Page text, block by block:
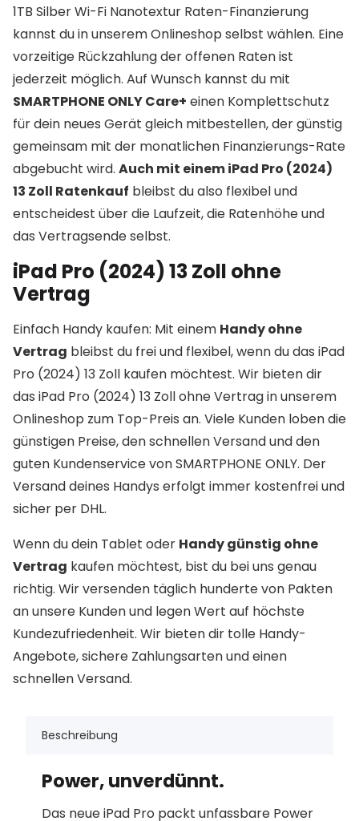
1TB Silber Wi-Fi Nanotextur Raten-Finanzierung
kannst du in unserem Onlineshop selbst wählen. Eine
vorzeitige Rückzahlung der offenen Raten ist
jederzeit möglich. Auf Wunsch kannst du mit
SMARTPHONE ONLY Care+ einen Komplettschutz
für dein neues Gerät gleich mitbestellen, der günstig
gemeinsam mit der monatlichen Finanzierungs-Rate
abgebucht wird. Auch mit einem iPad Pro (2024)
13 Zoll Ratenkauf bleibst du also flexibel und
entscheidest über die Laufzeit, die Ratenhöhe und
das Vertragsende selbst.
iPad Pro (2024) 13 Zoll ohne
Vertrag
Einfach Handy kaufen: Mit einem Handy ohne
Vertrag bleibst du frei und flexibel, wenn du das iPad
Pro (2024) 13 Zoll kaufen möchtest. Wir bieten dir
das iPad Pro (2024) 13 Zoll ohne Vertrag in unserem
Onlineshop zum Top-Preis an. Viele Kunden loben die
günstigen Preise, den schnellen Versand und den
guten Kundenservice von SMARTPHONE ONLY. Der
Versand deines Handys erfolgt immer kostenfrei und
sicher per DHL.
Wenn du dein Tablet oder Handy günstig ohne
Vertrag kaufen möchtest, bist du bei uns genau
richtig. Wir versenden täglich hunderte von Pakten
an unsere Kunden und legen Wert auf höchste
Kundezufriedenheit. Wir bieten dir tolle Handy-
Angebote, sichere Zahlungsarten und einen
schnellen Versand.
Beschreibung
Power, unverdünnt.
Das neue iPad Pro packt unfassbare Power